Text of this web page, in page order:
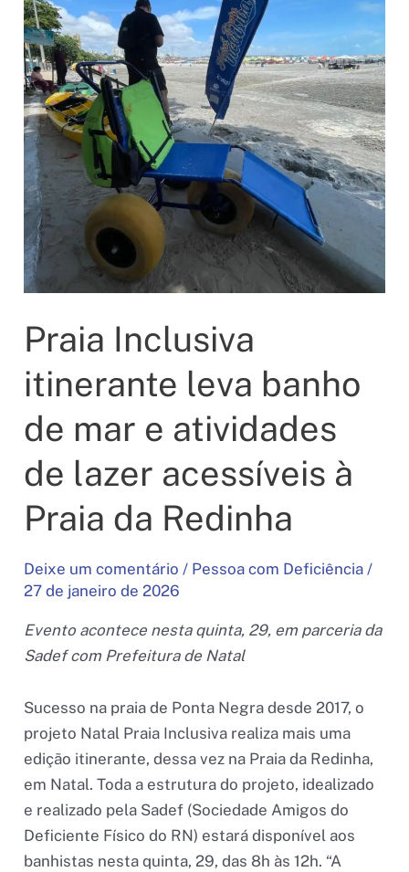
qualifica
profissionais
do
transporte
escolar
no
Seridó
e
Trairi
Praia Inclusiva
itinerante leva banho
de mar e atividades
de lazer acessíveis à
Praia da Redinha
Deixe um comentário / Pessoa com Deficiência /
27 de janeiro de 2026
Evento acontece nesta quinta, 29, em parceria da
Sadef com Prefeitura de Natal
Sucesso na praia de Ponta Negra desde 2017, o
projeto Natal Praia Inclusiva realiza mais uma
edição itinerante, dessa vez na Praia da Redinha,
em Natal. Toda a estrutura do projeto, idealizado
e realizado pela Sadef (Sociedade Amigos do
Deficiente Físico do RN) estará disponível aos
banhistas nesta quinta, 29, das 8h às 12h. “A